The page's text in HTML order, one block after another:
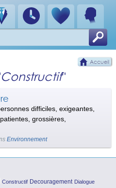
Accueil
Constructif"
difficiles, exigeantes,
grossières,
Environnement
Constructif Decouragement Dialogue